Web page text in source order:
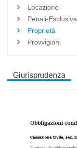
Locazione
Penali-Esclusiva
Proprietà
Provvigioni
Giurisprudenza